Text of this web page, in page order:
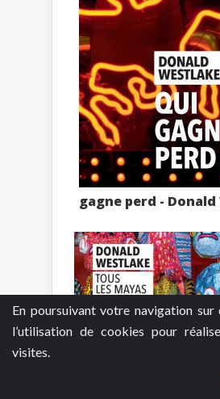
En poursuivant votre navigation sur
l’utilisation de cookies pour
visites.
gagne perd -